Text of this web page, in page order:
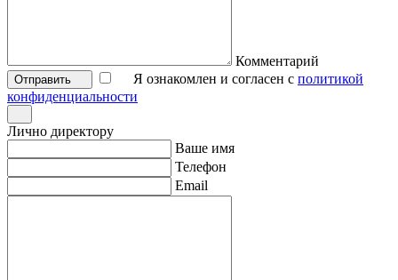
Комментарий
Отправить Я ознакомлен и согласен с политикой
конфиденциальности
Лично директору
Ваше имя
Телефон
Email